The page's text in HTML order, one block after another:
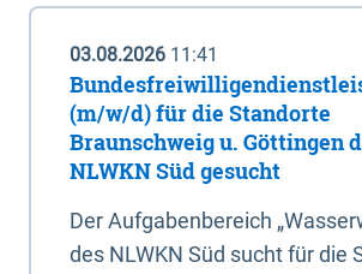
03.08.2026 11:41
(m/w/d) für die Standorte
Braunschweig u. Göttingen
NLWKN Süd gesucht
Der Aufgabenbereich
des NLWKN Süd sucht für die